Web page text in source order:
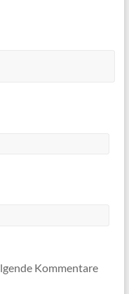
Kommentare